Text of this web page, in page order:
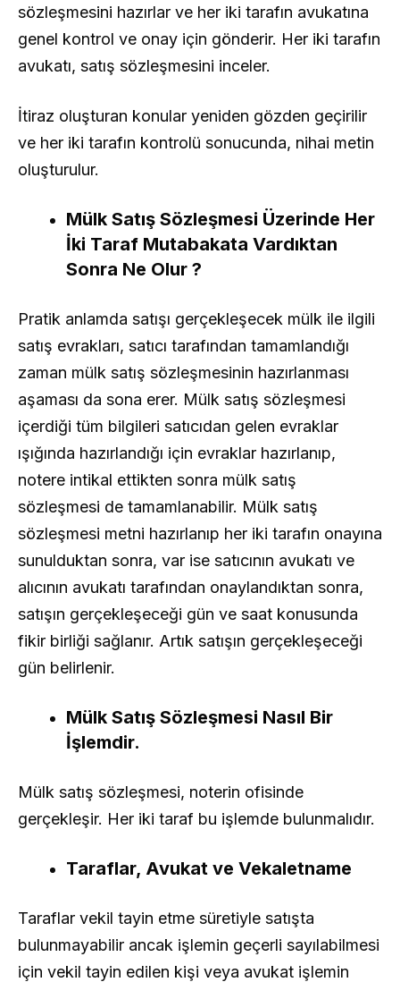
sözleşmesini hazırlar ve her iki tarafın avukatına
genel kontrol ve onay için gönderir. Her iki tarafın
avukatı, satış sözleşmesini inceler.
İtiraz oluşturan konular yeniden gözden geçirilir
ve her iki tarafın kontrolü sonucunda, nihai metin
oluşturulur.
Mülk Satış Sözleşmesi Üzerinde Her
İki Taraf Mutabakata Vardıktan
Sonra Ne Olur ?
Pratik anlamda satışı gerçekleşecek mülk ile ilgili
satış evrakları, satıcı tarafından tamamlandığı
zaman mülk satış sözleşmesinin hazırlanması
aşaması da sona erer. Mülk satış sözleşmesi
içerdiği tüm bilgileri satıcıdan gelen evraklar
ışığında hazırlandığı için evraklar hazırlanıp,
notere intikal ettikten sonra mülk satış
sözleşmesi de tamamlanabilir. Mülk satış
sözleşmesi metni hazırlanıp her iki tarafın onayına
sunulduktan sonra, var ise satıcının avukatı ve
alıcının avukatı tarafından onaylandıktan sonra,
satışın gerçekleşeceği gün ve saat konusunda
fikir birliği sağlanır. Artık satışın gerçekleşeceği
gün belirlenir.
Mülk Satış Sözleşmesi Nasıl Bir
İşlemdir.
Mülk satış sözleşmesi, noterin ofisinde
gerçekleşir. Her iki taraf bu işlemde bulunmalıdır.
Taraflar, Avukat ve Vekaletname
Taraflar vekil tayin etme süretiyle satışta
bulunmayabilir ancak işlemin geçerli sayılabilmesi
için vekil tayin edilen kişi veya avukat işlemin